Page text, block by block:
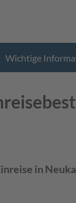
Wichtige
in